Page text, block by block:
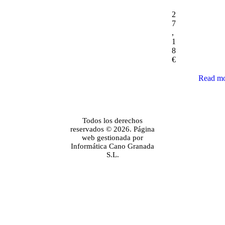
2
7
,
1
8
€
Read
Todos los derechos
reservados © 2026. Página
web gestionada por
Informática Cano Granada
S.L.